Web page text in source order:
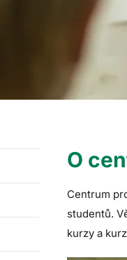
O
Centrum
studentů.
kurzy a